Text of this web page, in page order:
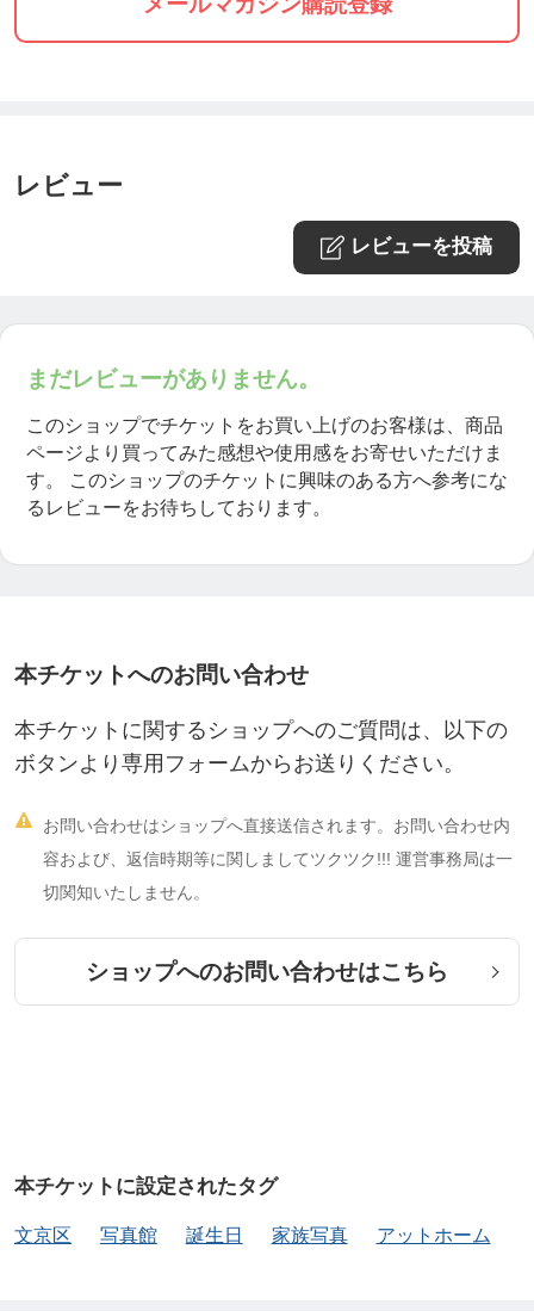
☆登録有効期限はこのメッセージを送信後48時間以
☆☆登録確認後、お電話もしくはLINEします。
━୨୧━・━୨୧━
お客様の声
私たち家族にとって一度しかない記念をより素敵な
写真にしようといつも一生懸命ご対応いただけると
ころが気に入ってます。毎回、子供がちゃんと機嫌
ンのみきさんを始め、スタッフの皆さんが人形や鈴
を使って子供の自然な笑顔を引き出してくださいま
いね」と言ってくださり、焦らずじっくり選ぶこと
ができます。写真の仕上がりもとてもきれいで祖父
レビュー
レビューを投稿
まだレビューがありません。
このショップでチケットをお買い上げのお客様は、商品
ページより買ってみた感想や使用感をお寄せいただけま
す。
このショップのチケットに興味のある方へ参考にな
るレビューをお待ちしております。
本チケットへのお問い合わせ
本チケットに関するショップへのご質問は、以下の
ボタンより専用フォームからお送りください。

お問い合わせはショップへ直接送信されます。お問い合わせ内
容および、返信時期等に関しましてツクツク!!! 運営事務局は一
切関知いたしません。
ショップへのお問い合わせはこちら
本チケットに設定されたタグ
文京区 写真館 誕生日 家族写真 アットホーム